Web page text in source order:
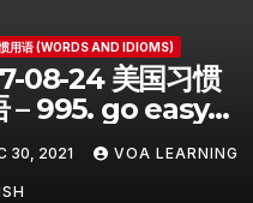
用语 (WORDS AND IDIOMS)
08-24 美国习惯
– 995. go easy
30, 2021 VOA LEARNING